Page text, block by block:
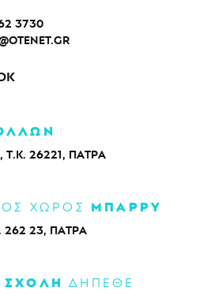
3730
Τ.Κ. 26221, ΠΑΤΡΑ
ΧΩΡΟΣ ΜΠΑΡΡΥ
262 23, ΠΑΤΡΑ
ΣΧΟΛΗ ΔΗΠΕΘΕ